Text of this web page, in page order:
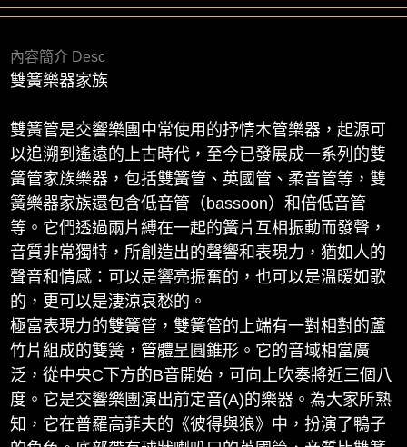
內容簡介 Desc
雙簧樂器家族
雙簧管是交響樂團中常使用的抒情木管樂器，起源可
以追溯到遙遠的上古時代，至今已發展成一系列的雙
簧管家族樂器，包括雙簧管、英國管、柔音管等，雙
簧樂器家族還包含低音管（bassoon）和倍低音管
等。它們透過兩片縛在一起的簧片互相振動而發聲，
音質非常獨特，所創造出的聲響和表現力，猶如人的
聲音和情感：可以是響亮振奮的，也可以是溫暖如歌
的，更可以是淒涼哀愁的。
極富表現力的雙簧管，雙簧管的上端有一對相對的蘆
竹片組成的雙簧，管體呈圓錐形。它的音域相當廣
泛，從中央C下方的B音開始，可向上吹奏將近三個八
度。它是交響樂團演出前定音(A)的樂器。為大家所熟
知，它在普羅高菲夫的《彼得與狼》中，扮演了鴨子